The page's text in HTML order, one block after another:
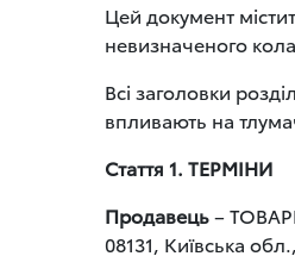
Цей документ
невизначеного
Всі заголовки
впливають на
Стаття 1. ТЕРМІНИ
Продавець–
08131, Київська